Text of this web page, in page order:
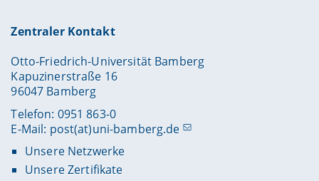
Zentraler Kontakt
Otto-Friedrich-Universität Bamberg
Kapuzinerstraße 16
96047 Bamberg
Telefon: 0951 863-0
E-Mail: post(at)uni-bamberg.de
Unsere Netzwerke
Unsere Zertifikate